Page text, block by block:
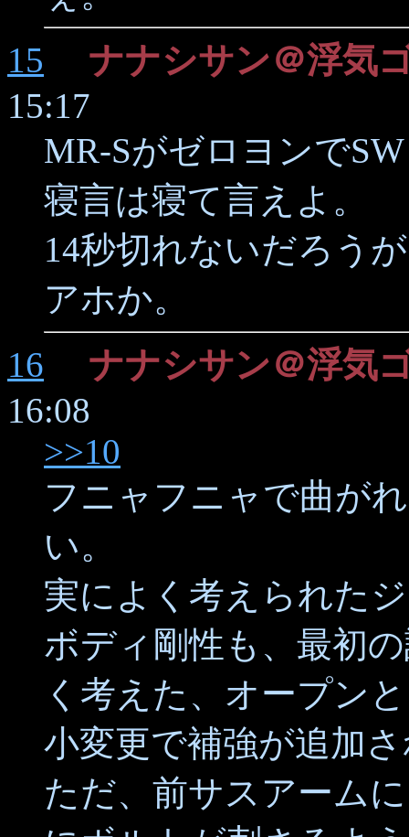
15
ナナシサン＠浮気
15:17
MR-Sがゼロヨンで
寝言は寝て言えよ。
14秒切れないだろう
アホか。
16
ナナシサン＠浮気
16:08
>>10
フニャフニャで曲が
い。
実によく考えられた
ボディ剛性も、最初
く考えた、オープン
小変更で補強が追加
ただ、前サスアーム